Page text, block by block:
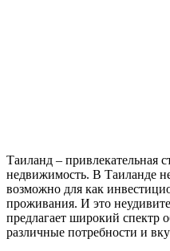
Таиланд – привлекательная
недвижимость. В Таиланде
возможно для как
проживания. И это
предлагает широкий спектр
различные потребности и